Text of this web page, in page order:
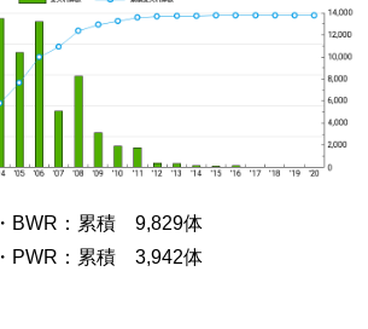
・BWR：累積 9,829体
・PWR：累積 3,942体